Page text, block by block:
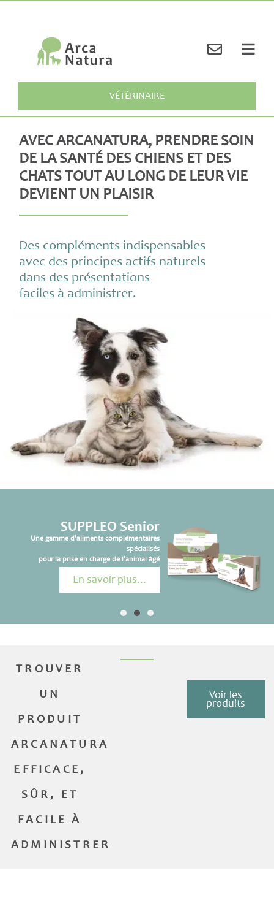
VÉTÉRINAIRE
AVEC ARCANATURA, PRENDRE SOIN
DE LA SANTÉ DES CHIENS ET DES
CHATS TOUT AU LONG DE LEUR VIE
DEVIENT UN PLAISIR
Des compléments indispensables
avec des principes actifs naturels
dans des présentations
faciles à administrer.
SUPPLEO Senior
Une gamme d’aliments complémentaires
spécialisés
pour la prise en charge de l’animal âgé
En savoir plus...
TROUVER
UN
PRODUIT
ARCANATURA
EFFICACE,
SÛR, ET
FACILE À
ADMINISTRER
Voir les
produits